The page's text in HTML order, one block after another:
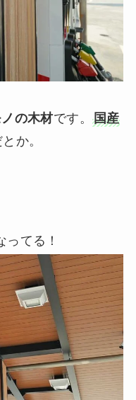
の木材です。 国産
か。
ってる！